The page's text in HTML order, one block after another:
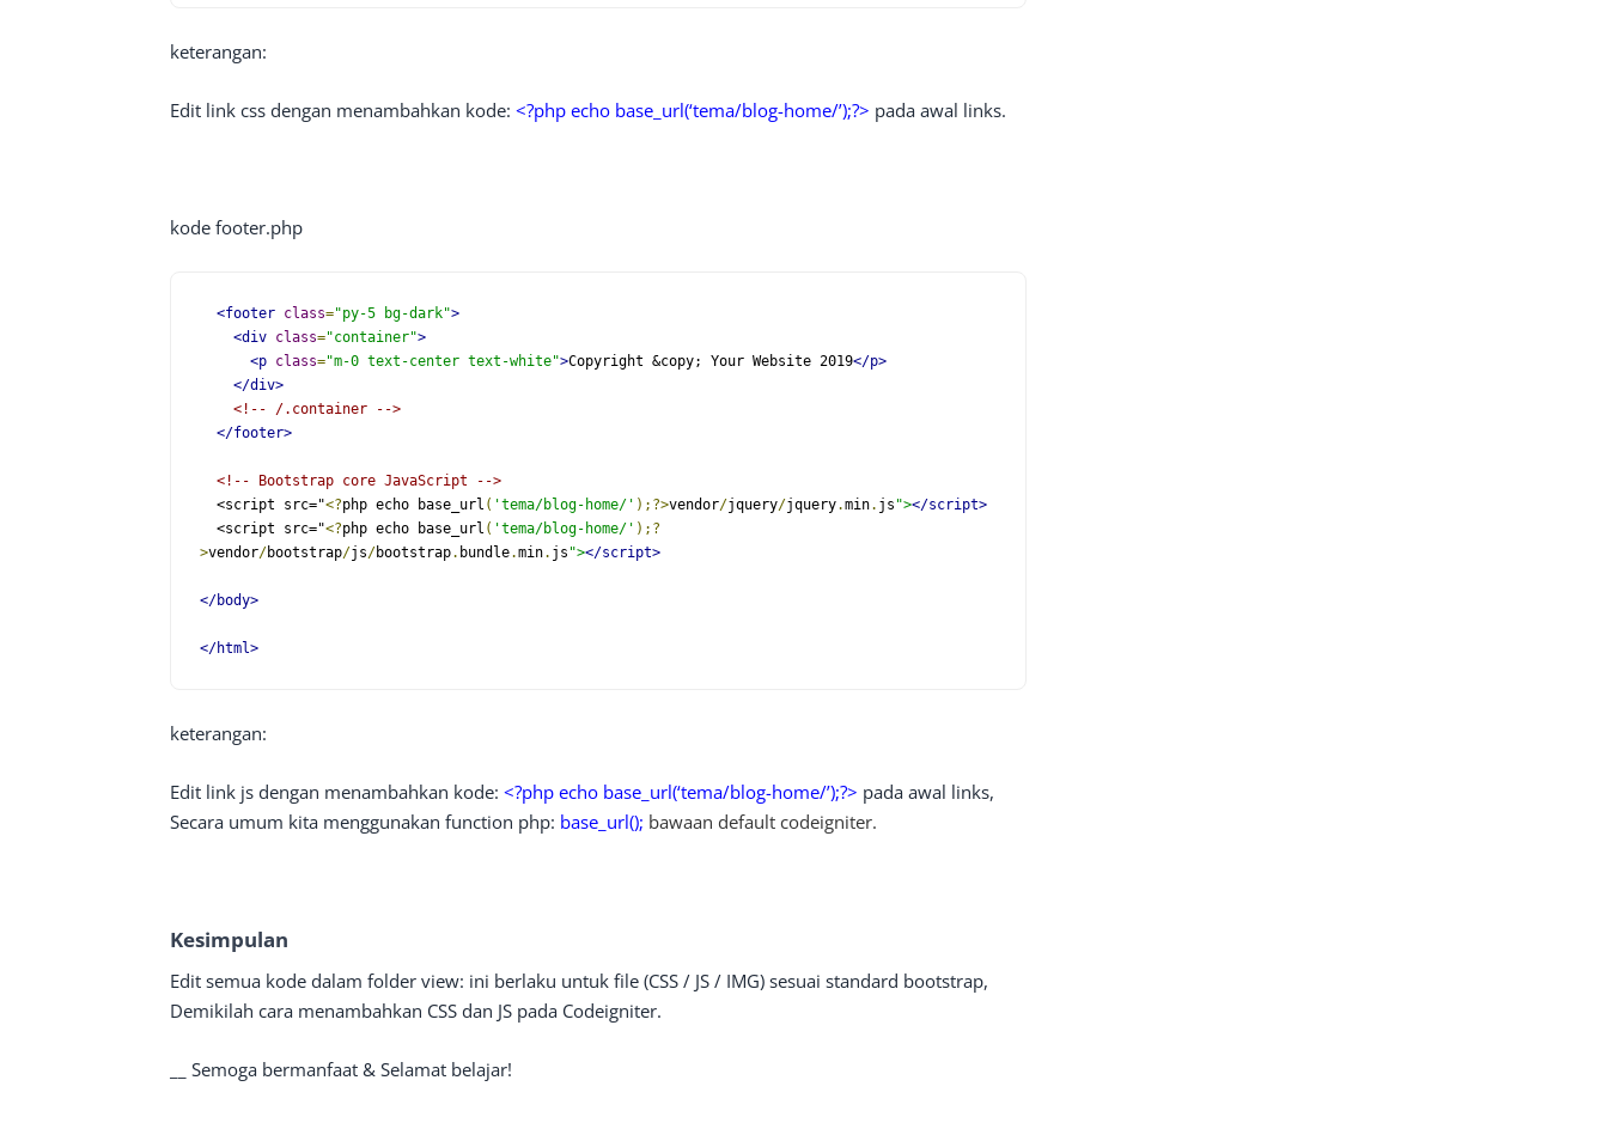
keterangan:
Edit link css dengan menambahkan kode: <?php echo base_url(‘tema/blog-home/’);?> pada awal links.
kode footer.php
<footer class="py-5 bg-dark">
<div class="container">
<p class="m-0 text-center text-white">Copyright &copy; Your Website 2019</p>
</div>
<!-- /.container -->
</footer>
<!-- Bootstrap core JavaScript -->
  <script src="
<?php echo base_url ( 'tema/blog-home/' );?>vendor/jquery/jquery.min. js "></script>
  <script src="
<?php echo base_url ( 'tema/blog-home/' );?
>vendor/bootstrap/js/bootstrap. bundle.min. js "></script>
</body>
</html>
keterangan:
Edit link js dengan menambahkan kode: <?php echo base_url(‘tema/blog-home/’);?> pada awal links,
Secara umum kita menggunakan function php: base_url(); bawaan default codeigniter.
Kesimpulan
Edit semua kode dalam folder view: ini berlaku untuk file (CSS / JS / IMG) sesuai standard bootstrap,
Demikilah cara menambahkan CSS dan JS pada Codeigniter.
__ Semoga bermanfaat & Selamat belajar!